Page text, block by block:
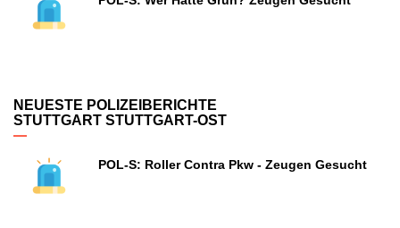
NEUESTE POLIZEIBERICHTE
STUTTGART STUTTGART-OST
POL-S: Roller Contra Pkw - Zeugen Gesucht